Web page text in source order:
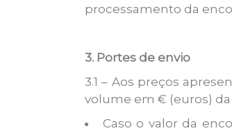
processamento da
3. Portes de envio
3.1 – Aos preços
volume em € (euros)
Caso o valor da